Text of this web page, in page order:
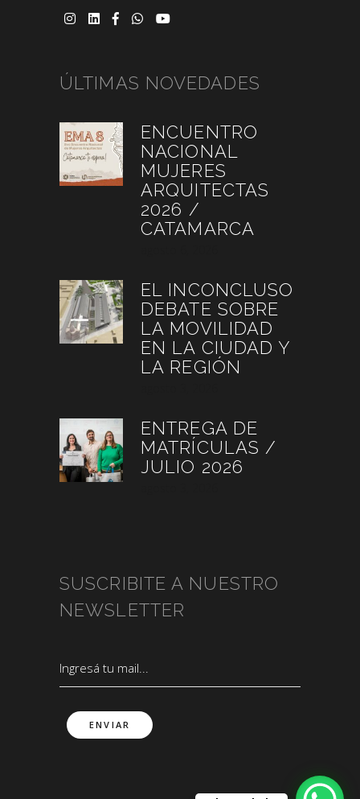
ÚLTIMAS NOVEDADES
ENCUENTRO
NACIONAL
MUJERES
ARQUITECTAS
2026 /
CATAMARCA
EL INCONCLUSO
DEBATE SOBRE
LA MOVILIDAD
EN LA CIUDAD Y
LA REGIÓN
ENTREGA DE
MATRÍCULAS /
JULIO 2026
SUSCRIBITE A NUESTRO
NEWSLETTER